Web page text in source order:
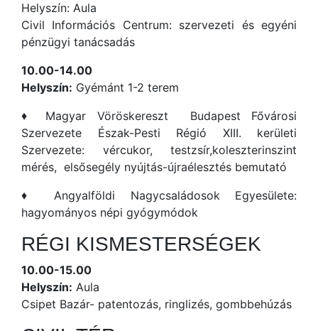
Helyszín: Aula
Civil Információs Centrum: szervezeti és egyéni
pénzügyi tanácsadás
10.00-14.00
Helyszín: Gyémánt 1-2 terem
♦ Magyar Vöröskereszt Budapest Fővárosi
Szervezete Észak-Pesti Régió XIII. kerületi
Szervezete: vércukor, testzsír,koleszterinszint
mérés, elsősegély nyújtás-újraélesztés bemutató
♦ Angyalföldi Nagycsaládosok Egyesülete:
hagyományos népi gyógymódok
RÉGI KISMESTERSÉGEK
10.00-15.00
Helyszín: Aula
Csipet Bazár- patentozás, ringlizés, gombbehúzás